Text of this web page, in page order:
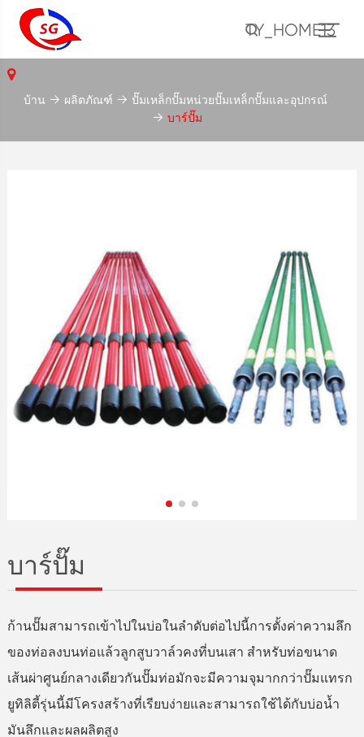
TY_HOME13
บาร์ปั๊ม
ก้านปั๊มสามารถเข้าไปในบ่อในลำดับต่อไปนี้การตั้งค่าความลึก
ของท่อลงบนท่อแล้วลูกสูบวาล์วคงที่บนเสา สำหรับท่อขนาด
เส้นผ่าศูนย์กลางเดียวกันปั๊มท่อมักจะมีความจุมากกว่าปั๊มแทรก
ยูทิลิตี้รุ่นนี้มีโครงสร้างที่เรียบง่ายและสามารถใช้ได้กับบ่อน้ำ
มันลึกและผลผลิตสูง
บ้าน ผลิตภัณฑ์
ปั๊มเหล็กปั๊มหน่วยปั๊มเหล็กปั๊มและอุปกรณ์
บาร์ปั๊ม